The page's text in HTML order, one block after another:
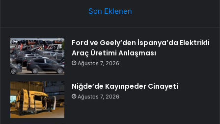
Son Eklenen
Ford ve Geely’den İspanya’da Elektrikli
Araç Üretimi Anlaşması
Ağustos 7, 2026
Niğde’de Kayınpeder Cinayeti
Ağustos 7, 2026